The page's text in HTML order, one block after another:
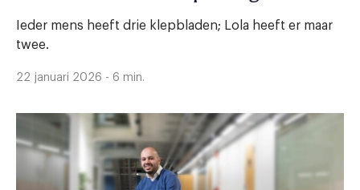
Ieder mens heeft drie klepbladen; Lola heeft er maar
twee.
22 januari 2026 - 6 min.